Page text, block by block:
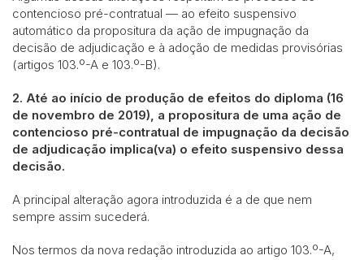
contencioso pré-contratual — ao efeito suspensivo
automático da propositura da ação de impugnação da
decisão de adjudicação e à adoção de medidas provisórias
(artigos 103.º-A e 103.º-B).
2. Até ao início de produção de efeitos do diploma (16
de novembro de 2019), a propositura de uma ação de
contencioso pré-contratual de impugnação da decisão
de adjudicação implica(va) o efeito suspensivo dessa
decisão.
A principal alteração agora introduzida é a de que nem
sempre assim sucederá.
Nos termos da nova redação introduzida ao artigo 103.º-A,